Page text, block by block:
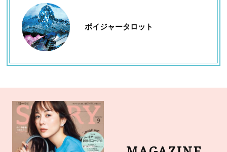
ボイジャータロット